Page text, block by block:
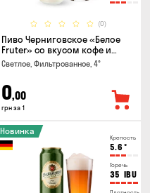
(0)
Пиво Черниговское «Белое
Fruter» со вкусом кофе и
апельсина 0.5 л
Светлое, Фильтрованное, 4°
0,00
грн за 1
Крепость
5.6 °
Горечь
35 IBU
Новинка